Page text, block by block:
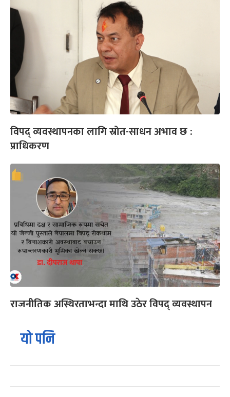
विपद् व्यवस्थापनका लागि स्रोत-साधन अभाव छ :
प्राधिकरण
राजनीतिक अस्थिरताभन्दा माथि उठेर विपद् व्यवस्थापन
यो पनि